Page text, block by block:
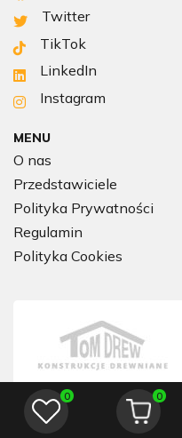
0 0
Twitter
TikTok
LinkedIn
Instagram
MENU
O nas
Przedstawiciele
Polityka Prywatności
Regulamin
Polityka Cookies